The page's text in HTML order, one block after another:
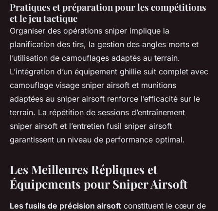
Pratiques et préparation pour les compétitions
et le jeu tactique
Organiser des opérations sniper implique la
planification des tirs, la gestion des angles morts et
l’utilisation de camouflages adaptés au terrain.
L’intégration d’un équipement ghillie suit complet avec
camouflage visage sniper airsoft et munitions
adaptées au sniper airsoft renforce l’efficacité sur le
terrain. La répétition de sessions d’entraînement
sniper airsoft et l’entretien fusil sniper airsoft
garantissent un niveau de performance optimal.
Les Meilleures Répliques et
Équipements pour Sniper Airsoft
Les fusils de précision airsoft constituent le cœur de